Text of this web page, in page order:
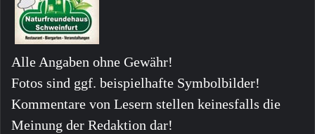
Alle Angaben ohne Gewähr!
Fotos sind ggf. beispielhafte Symbolbilder!
Kommentare von Lesern stellen keinesfalls die
Meinung der Redaktion dar!